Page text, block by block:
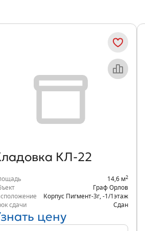
КЛ-22
14,6 м2
Граф Орлов
Корпус Пигмент-3г -1/1 этаж
сдачи
Сдан
цену